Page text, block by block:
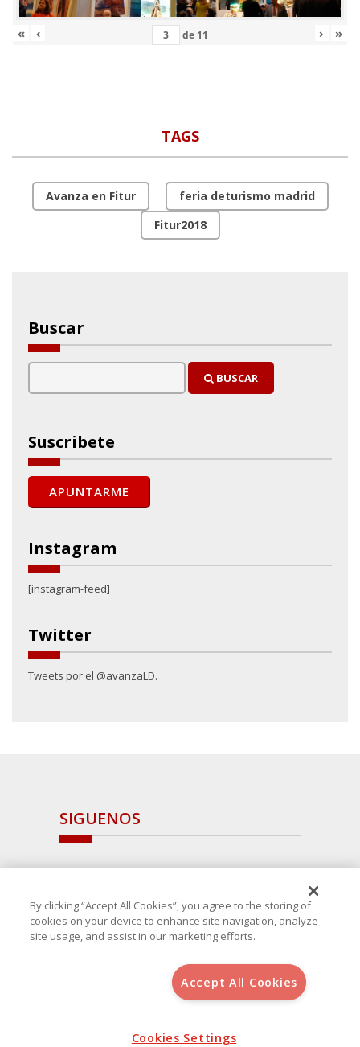
« ‹ de 11 › »
TAGS
Avanza en Fitur
feria deturismo madrid
Fitur2018
Buscar
BUSCAR
Suscribete
Instagram
[instagram-feed]
Twitter
Tweets por el @avanzaLD.
SIGUENOS
, S.L.U.(B-64405731) c/ San Norberto
Aviso Legal
Política de Cookies
By clicking “Accept All Cookies”, you agree to the storing of
cookies on your device to enhance site navigation, analyze
site usage, and assist in our marketing efforts.
Accept All Cookies
Cookies Settings